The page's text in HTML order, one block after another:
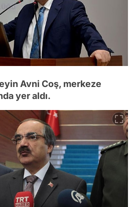
Avni Coş, merkeze
yer aldı.